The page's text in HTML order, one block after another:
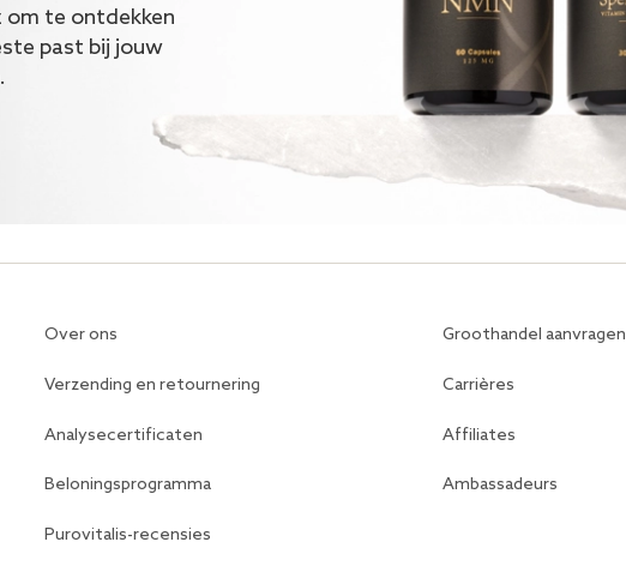
om te ontdekken
past bij jouw
Over ons
Verzending en retournering
Analysecertificaten
Beloningsprogramma
Purovitalis-recensies
Groothandel aanvragen
Carrières
Affiliates
Ambassadeurs